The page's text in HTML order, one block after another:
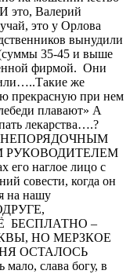
это, Валерий
это у Орлова
вынудили
35-45 и выше
фирмой. Они
же
прекрасную при нем
плавают» А
лекарства….?
РУКОВОДИТЕЛЕМ
его наглое лицо с
совести, когда он
на нашу
БЕСПЛАТНО –
НО МЕРЗКОЕ
ОСТАЛОСЬ
слава богу, в